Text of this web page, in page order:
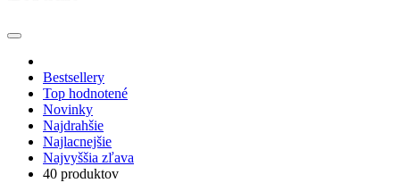
Bestsellery
Top hodnotené
Novinky
Najdrahšie
Najlacnejšie
Najvyššia zľava
40 produktov